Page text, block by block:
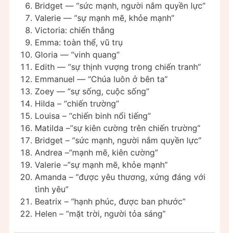
Bridget — “sức mạnh, người nắm quyền lực”
Valerie — “sự mạnh mẽ, khỏe mạnh”
Victoria: chiến thắng
Emma: toàn thể, vũ trụ
Gloria — “vinh quang”
Edith — “sự thịnh vượng trong chiến tranh”
Emmanuel — “Chúa luôn ở bên ta”
Zoey — “sự sống, cuộc sống”
Hilda – “chiến trường”
Louisa – “chiến binh nổi tiếng”
Matilda –“sự kiên cường trên chiến trường”
Bridget – “sức mạnh, người nắm quyền lực”
Andrea –“mạnh mẽ, kiên cường”
Valerie –“sự mạnh mẽ, khỏe mạnh”
Amanda – “được yêu thương, xứng đáng với
tình yêu”
Beatrix – “hạnh phúc, được ban phước”
Helen – “mặt trời, người tỏa sáng”